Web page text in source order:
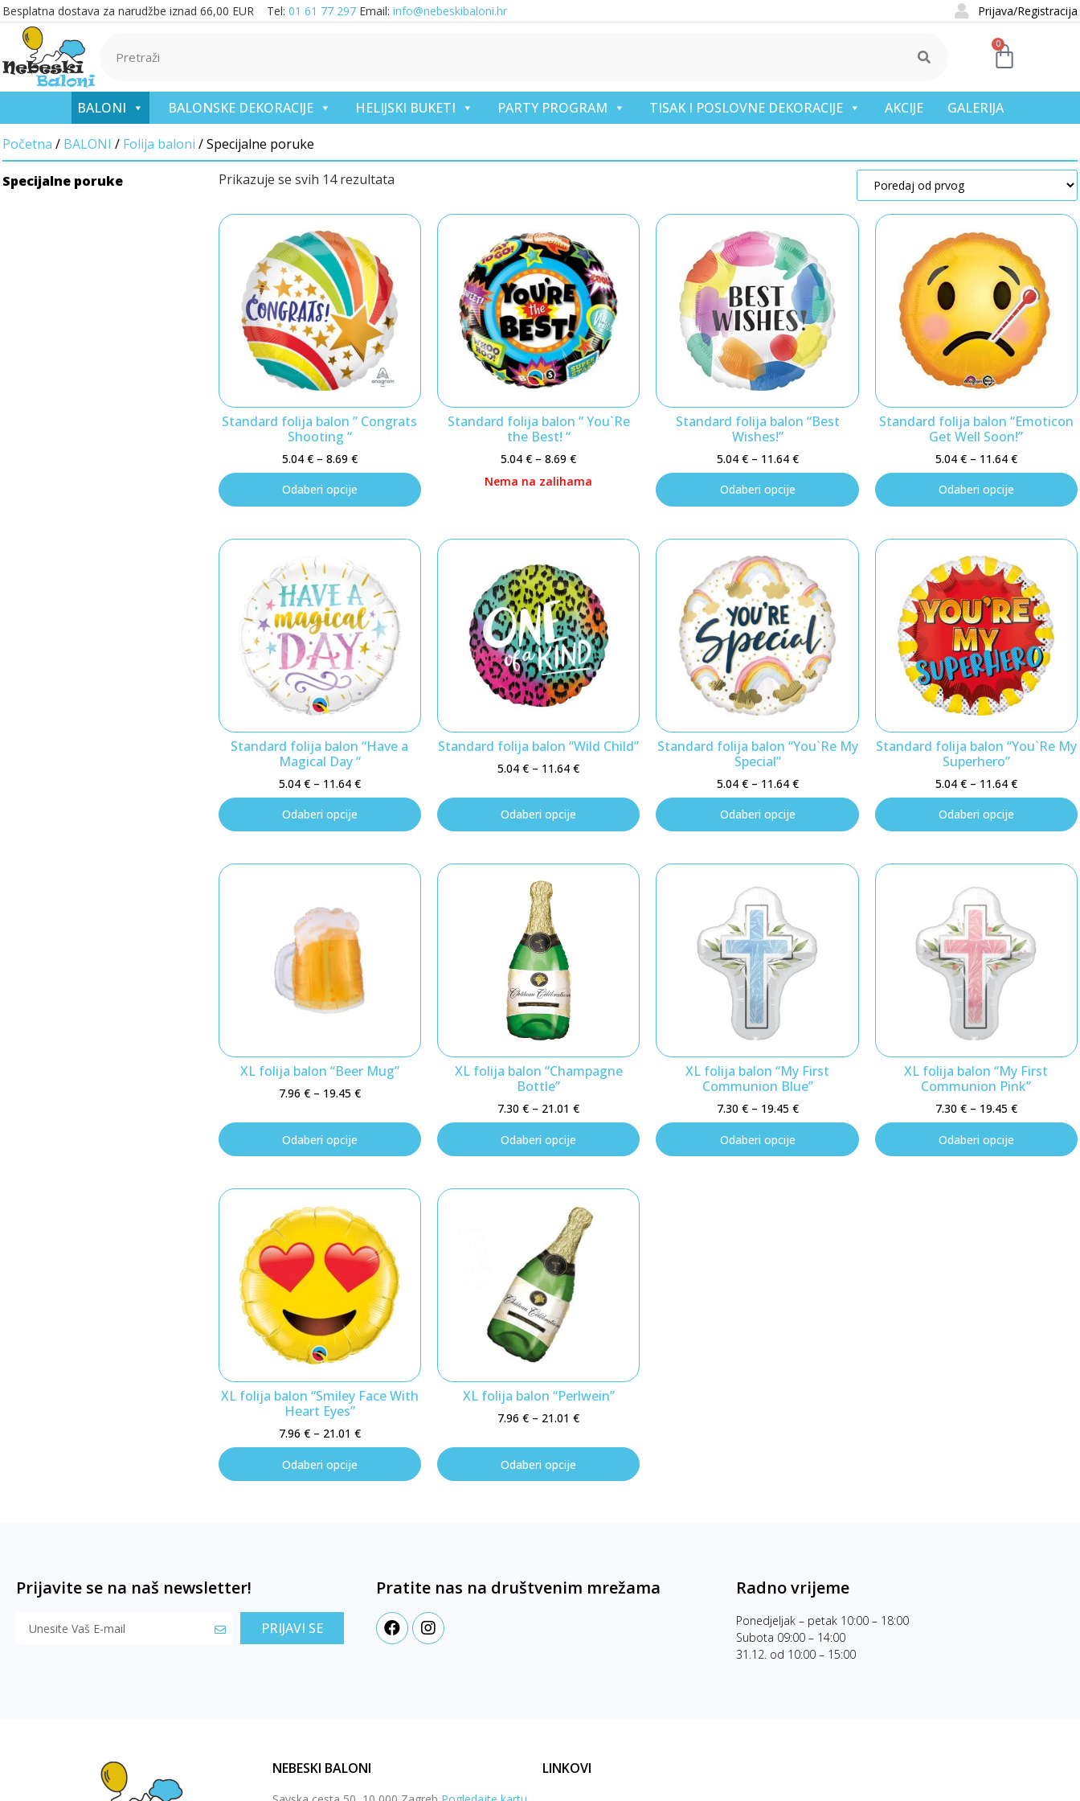
Besplatna dostava za narudžbe iznad 66,00 EUR Tel: 01 61 77 297 Email: info@nebeskibaloni.hr Prijava/Registracija
0
BALONI BALONSKE DEKORACIJE HELIJSKI BUKETI PARTY PROGRAM TISAK I POSLOVNE DEKORACIJE AKCIJE GALERIJA
Početna / BALONI / Folija baloni / Specijalne poruke
Specijalne poruke Prikazuje se svih 14 rezultata
Standard folija balon ” Congrats
Shooting “
5.04 €– 8.69 €
Odaberi opcije
Standard folija balon ” You`Re
the Best! “
5.04€ –8.69€
Nema na zalihama
Standard folija balon “Best
Wishes!”
5.04 €– 11.64 €
Odaberi opcije
Standard folija balon “Emoticon
Get Well Soon!”
5.04 €– 11.64 €
Odaberi opcije
Standard folija balon “Have a
Magical Day “
5.04 €– 11.64 €
Odaberi opcije
Standard folija balon “Wild Child”
5.04€ – 11.64€
Odaberi opcije
Standard folija balon “You`Re My
Special”
5.04 €– 11.64 €
Odaberi opcije
Standard folija balon “You`Re My
Superhero”
5.04 €– 11.64 €
Odaberi opcije
XL folija balon “Beer Mug”
7.96 €– 19.45 €
Odaberi opcije
XL folija balon “Champagne
Bottle”
7.30€ – 21.01€
Odaberi opcije
XL folija balon “My First
Communion Blue”
7.30 €– 19.45 €
Odaberi opcije
XL folija balon “My First
Communion Pink”
7.30 €– 19.45 €
Odaberi opcije
XL folija balon “Smiley Face With
Heart Eyes”
7.96 €– 21.01 €
Odaberi opcije
XL folija balon “Perlwein”
7.96€ – 21.01€
Odaberi opcije
Prijavite se na naš newsletter!
PRIJAVI SE
Pratite nas na društvenim mrežama Radno vrijeme
Ponedjeljak – petak 10:00 – 18:00
Subota 09:00 – 14:00
31.12. od 10:00 – 15:00
NEBESKI BALONI LINKOVI